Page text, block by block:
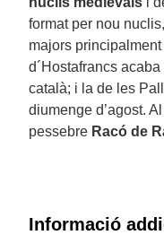
format per nou
majors
d´Hostafrancs
català; i la de les
diumenge d’agost.
pessebre Racó de
Informació